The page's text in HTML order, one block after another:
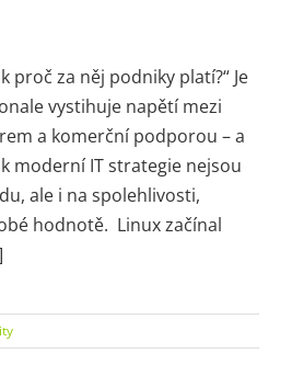
proč za něj podniky platí?“ Je
vystihuje napětí mezi
a komerční podporou – a
moderní IT strategie nejsou
ale i na spolehlivosti,
hodnotě. Linux začínal